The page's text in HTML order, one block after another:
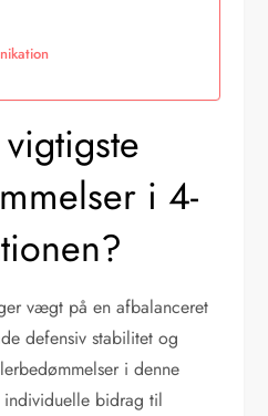
i 4-
vægt på en afbalanceret
defensiv stabilitet og
i denne
bidrag til